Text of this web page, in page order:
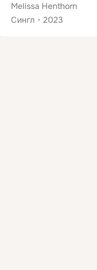
Melissa Henthorn
Сингл
2023